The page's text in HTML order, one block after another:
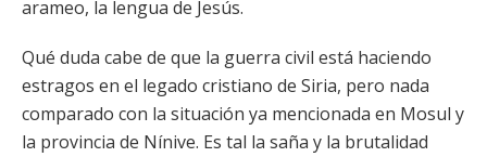
arameo, la lengua de Jesús.
Qué duda cabe de que la guerra civil está haciendo
estragos en el legado cristiano de Siria, pero nada
comparado con la situación ya mencionada en Mosul y
la provincia de Nínive. Es tal la saña y la brutalidad